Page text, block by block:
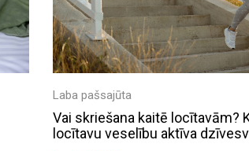
Laba pašsajūta
Vai skriešana kaitē locītavām?
locītavu veselību aktīva